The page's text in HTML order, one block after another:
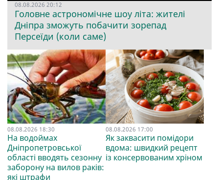
08.08.2026 20:12
Головне астрономічне шоу літа: жителі
Дніпра зможуть побачити зорепад
Персеїди (коли саме)
08.08.2026 18:30
На водоймах
Дніпропетровської
області вводять сезонну
заборону на вилов раків:
які штрафи
08.08.2026 17:00
Як заквасити помідори
вдома: швидкий рецепт
із консервованим хріном